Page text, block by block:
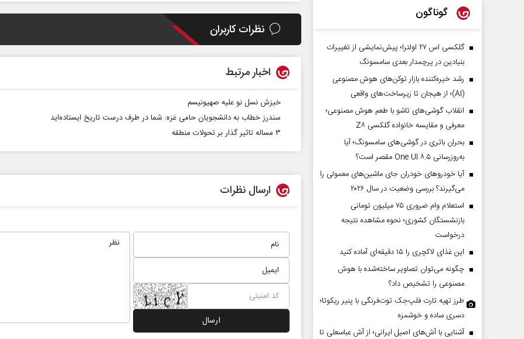
نظرات کاربران
اخبار مرتبط
خیزش نسل نو علیه صهیونیسم
سندرز خطاب به دانشجویان حامی غزه: شما در طرف درست تاریخ ایستاده‌اید
۳ مساله تاثیر گذار بر تحولات منطقه
ارسال نظرات
گوناگون
گلکسی اس ۲۷ اولترا؛ پیش‌نمایشی از تغییرات
بنیادین در پرچمدار بعدی سامسونگ
رشد خیره‌کننده بازار توکن‌های هوش مصنوعی
(AI)؛ از هیجان تا زیرساخت‌های واقعی
انقلاب گوشی‌های تاشو‌ با طعم هوش مصنوعی؛
معرفی و مقایسه خانواده گلکسی Z۸
بحران باتری در گوشی‌های سامسونگ؛ آیا
به‌روزرسانی One UI ۸.۵ مقصر است؟
آیا خودروهای خودران جای ماشین‌های معمولی را
می‌گیرند؟ بررسی وضعیت در سال ۲۰۲۶
استعلام وام ضروری ۷۵ میلیون تومانی
بازنشستگان کشوری؛ نحوه مشاهده نتیجه
درخواست
این غذای لاکچری را ۱۵ دقیقه‌ای آماده کنید
چگونه می‌توان تصاویر ساخته‌شده با هوش
مصنوعی را تشخیص داد؟
طرز تهیه تارت فلپ‌جک توت‌فرنگی با پنیر ریکوتا؛
دسری ساده و خوشمزه
آشنایی با آش‌های اصیل ایرانی؛ از آش عباسعلی تا